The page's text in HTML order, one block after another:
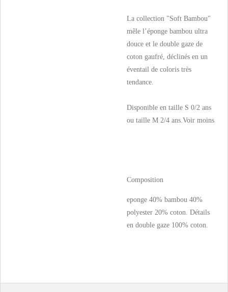
La collection "Soft Bambou"
mêle l’éponge bambou ultra
douce et le double gaze de
coton gaufré, déclinés en un
éventail de coloris très
tendance.
Disponible en taille S 0/2 ans
ou taille M 2/4 ans.Voir moins
Composition
eponge 40% bambou 40%
polyester 20% coton. Détails
en double gaze 100% coton.